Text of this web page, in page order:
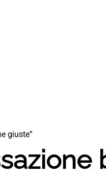
giuste”